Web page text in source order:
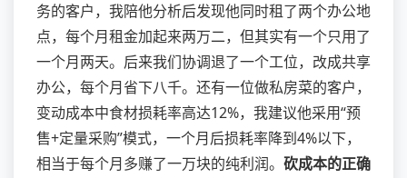
务的客户，我陪他分析后发现他同时租了两个办公地
点，每个月租金加起来两万二，但其实有一个只用了
一个月两天。后来我们协调退了一个工位，改成共享
办公，每个月省下八千。还有一位做私房菜的客户，
变动成本中食材损耗率高达12%，我建议他采用“预
售+定量采购”模式，一个月后损耗率降到4%以下，
相当于每个月多赚了一万块的纯利润。 砍成本的正确